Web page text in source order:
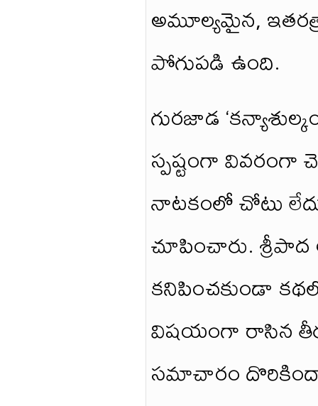
అమూల్యమైన,
పోగుపడి ఉంది.
గురజాడ
స్పష్టంగా వివరంగా
నాటకంలో చోటు
చూపించారు. శ్రీపాద
కనిపించకుండా
విషయంగా రాసిన
సమాచారం